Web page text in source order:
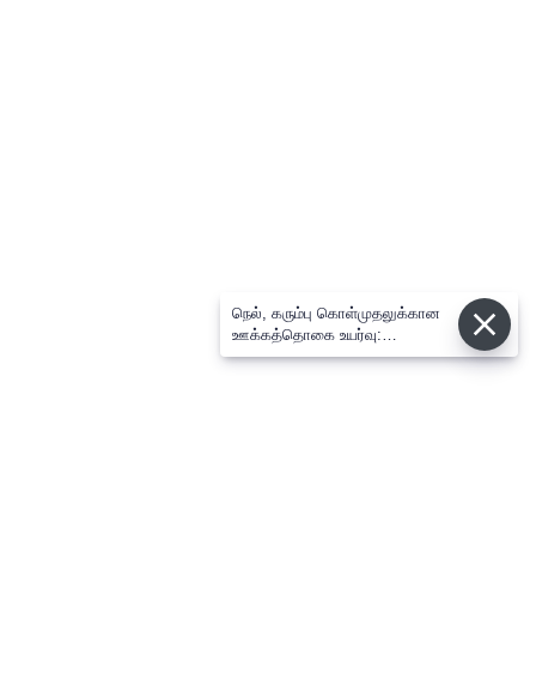
நெல், கரும்பு கொள்முதலுக்கான
ஊக்கத்தொகை உயர்வு:
சட்டசபையில் முதல்-அமைச்சர்